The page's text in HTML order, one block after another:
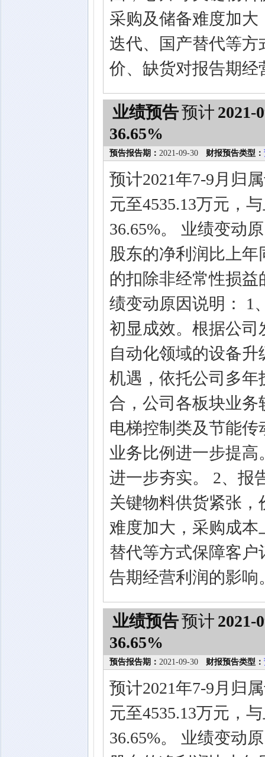
采购及储备难度加
迭代、国产替代等
价、缺货对报告期经
业绩预告预计 2021-
36.65%
预告报告期： 2021-09-30 财报预告类型：
预计2021年7-9月归
元至4535.13万元，
36.65%。 业绩变动
股东的净利润比上年
的扣除非经常性损益
绩变动原因说明： 1
初显成效。根据公
自动化领域的设备
机遇，依托公司多
合，公司各板块业
电梯控制类及节能
业务比例进一步提
进一步夯实。 2、报
关键物料供货紧张
难度加大，采购成
替代等方式保障客
告期经营利润的影响
业绩预告预计 2021-
36.65%
预告报告期： 2021-09-30 财报预告类型：
预计2021年7-9月归
元至4535.13万元，
36.65%。 业绩变动